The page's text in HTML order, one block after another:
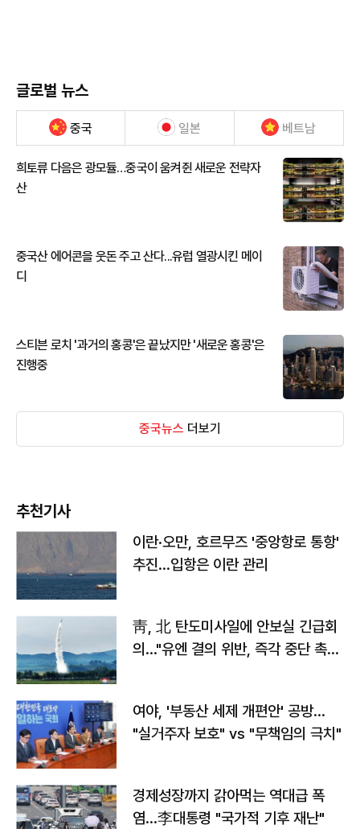
글로벌 뉴스
중국 일본 베트남
희토류 다음은 광모듈…중국이 움켜쥔 새로운 전략자
산
중국산 에어콘을 웃돈 주고 산다...유럽 열광시킨 메이
디
스티븐 로치 '과거의 홍콩'은 끝났지만 '새로운 홍콩'은
진행중
중국뉴스 더보기
추천기사
이란·오만, 호르무즈 '중앙항로 통항'
추진…입항은 이란 관리
靑, 北 탄도미사일에 안보실 긴급회
의…"유엔 결의 위반, 즉각 중단 촉
여야, '부동산 세제 개편안' 공방…
"실거주자 보호" vs "무책임의 극치"
경제성장까지 갉아먹는 역대급 폭
염…李대통령 "국가적 기후 재난"